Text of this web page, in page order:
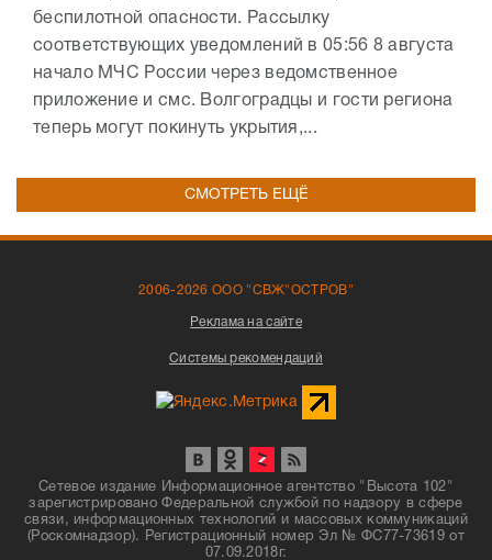
беспилотной опасности. Рассылку
соответствующих уведомлений в 05:56 8 августа
начало МЧС России через ведомственное
приложение и смс. Волгоградцы и гости региона
теперь могут покинуть укрытия,...
СМОТРЕТЬ ЕЩЁ
2006-2026 ООО "СВЖ"ОСТРОВ"
Реклама на сайте
Системы рекомендаций
Сетевое издание Информационное агентство "Высота 102"
зарегистрировано Федеральной службой по надзору в сфере
связи, информационных технологий и массовых коммуникаций
(Роскомнадзор). Регистрационный номер Эл № ФС77-73619 от
07.09.2018г.